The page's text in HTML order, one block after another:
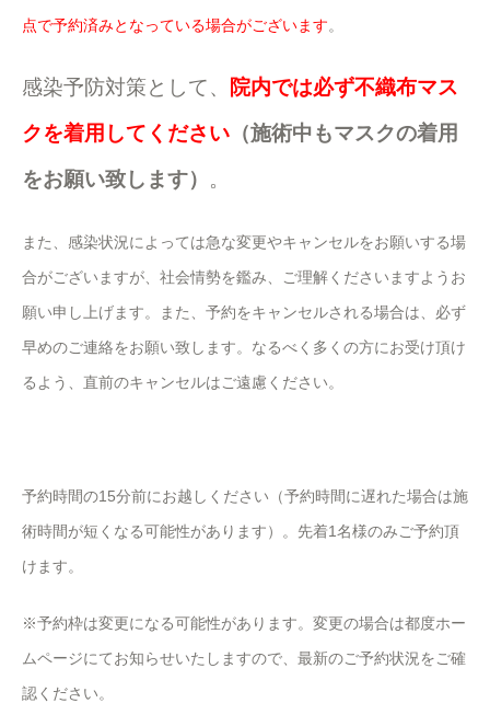
点で予約済みとなっている場合がございます。
感染予防対策として、
院内では必ず不織布マス
クを着用してください （施術中もマスクの着用
をお願い致します） 。
また、感染状況によっては急な変更やキャンセルをお願いする場
合がございますが、社会情勢を鑑み、ご理解くださいますようお
願い申し上げます。また、予約をキャンセルされる場合は、必ず
早めのご連絡をお願い致します。なるべく多くの方にお受け頂け
るよう、直前のキャンセルはご遠慮ください。
予約時間の15分前にお越しください（予約時間に遅れた場合は施
術時間が短くなる可能性があります）。先着1名様のみご予約頂
けます。
※予約枠は変更になる可能性があります。変更の場合は都度ホー
ムページにてお知らせいたしますので、最新のご予約状況をご確
認ください。